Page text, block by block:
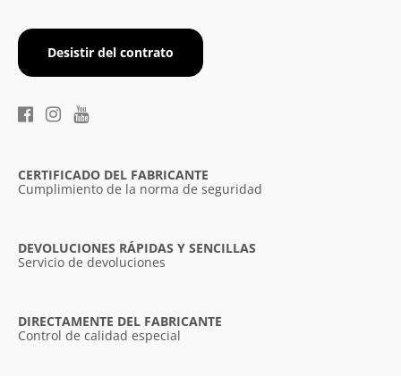
Desistir del contrato
CERTIFICADO DEL FABRICANTE
Cumplimiento de la norma de seguridad
DEVOLUCIONES RÁPIDAS Y SENCILLAS
Servicio de devoluciones
DIRECTAMENTE DEL FABRICANTE
Control de calidad especial